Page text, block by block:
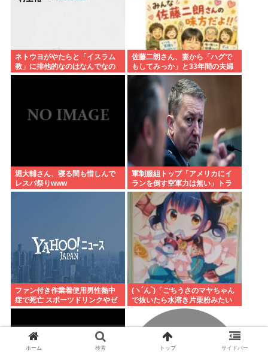
ネトウヨがやたらと「イスラム
教」に排他的なのはなんでなの
佐藤二朗さん、妻から「ハグで
もしてみっか」と33年間の夫婦
生活で初めて言われる
堀大輔さん、寝る間も惜しんで
レスバ祭りwww
軍制服組トップ「アメリカにイ
ランを倒す空軍力は無い」トラ
ンプに別の出口を進言
ファン付き作業着使用男性熱中
症で死亡 スポーツドリンクやゼ
リー飲料持参も
(ヽ´ん`)「ごちうさのマヤちゃん
で抜いたら水溶き片栗粉みたい
な精液出てきて我ながらビビっ
ホーム 検索 トップ サイドバー